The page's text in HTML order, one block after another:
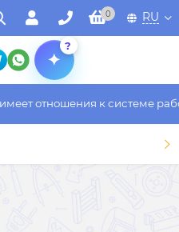
0 RU
?
отношения к системе